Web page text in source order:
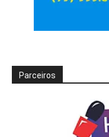
Parceiros